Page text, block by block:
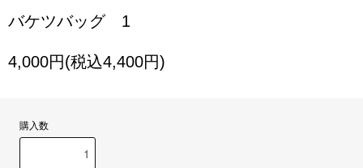
バケツバッグ 1
4,000円(税込4,400円)
購入数